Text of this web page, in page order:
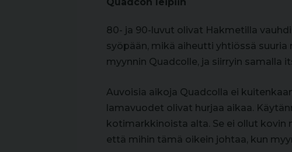
80- ja 90-luvut olivat Hakmetilla
syöpään, mikä aiheutti yhtiössä
myynnin Quadcolle, ja siirryin samalla
Auvoisia aikoja Quadcolla ei
lamavuodet olivat hurjaa aikaa.
kotimarkkinoista alta. Se ei ollut kovin
että mihin tämä oikein johtaa, kun